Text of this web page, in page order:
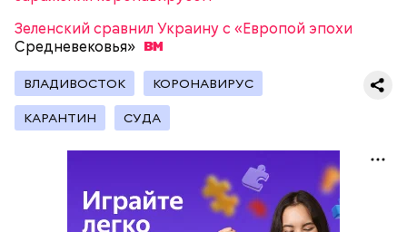
Зеленский сравнил Украину с «Европой эпохи
Средневековья»
ВЛАДИВОСТОК КОРОНАВИРУС
КАРАНТИН СУДА
Как гласит предание, совершая паломничество в
Иерусалим, Николай Чудотворец по просьбе
Понадобятся: